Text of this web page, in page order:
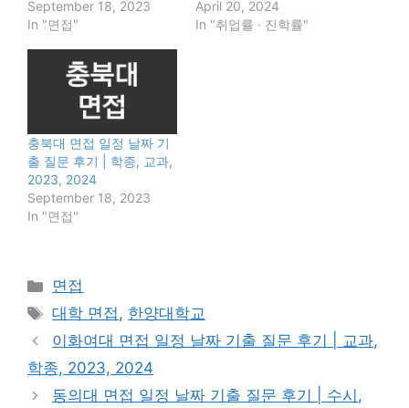
September 18, 2023
In "면접"
April 20, 2024
In "취업률 · 진학률"
충북대 면접 일정 날짜 기
출 질문 후기 | 학종, 교과,
2023, 2024
September 18, 2023
In "면접"
Categories
면접
Tags
대학 면접, 한양대학교
이화여대 면접 일정 날짜 기출 질문 후기 | 교과,
학종, 2023, 2024
동의대 면접 일정 날짜 기출 질문 후기 | 수시,